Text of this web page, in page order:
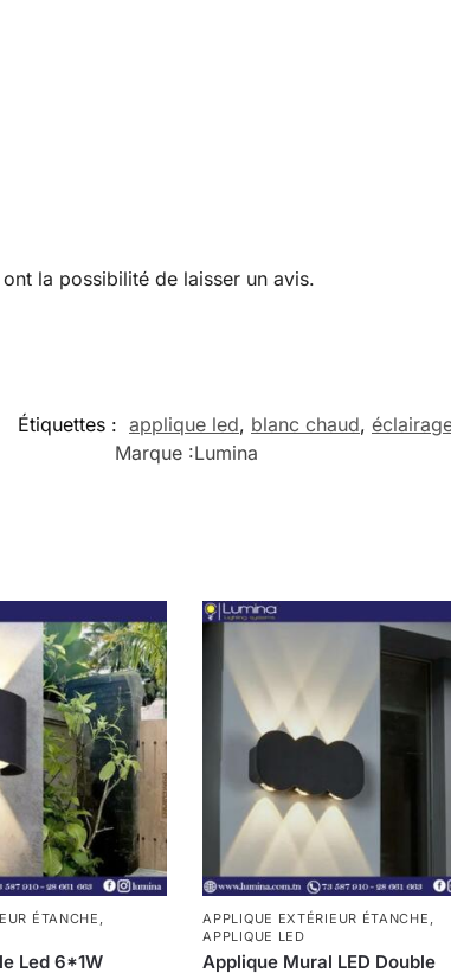
la possibilité de laisser un avis.
Étiquettes : applique led, blanc chaud,
Marque :Lumina
ÉTANCHE ,
Led 6*1W
APPLIQUE EXTÉRIEUR ÉTANCHE ,
APPLIQUE LED
Applique Mural LED Double